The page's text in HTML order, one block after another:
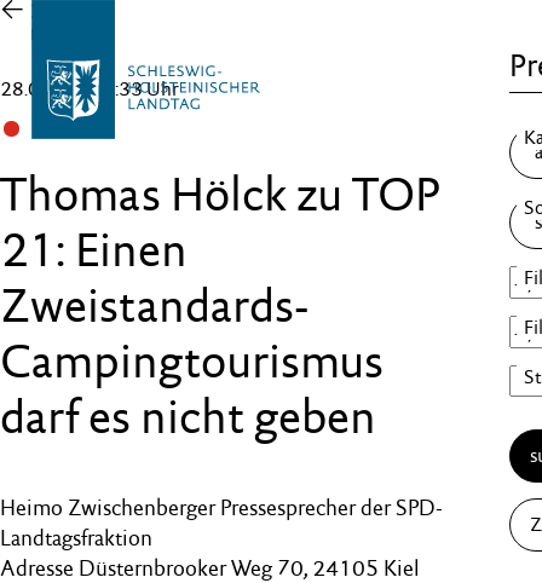
Zur
Übersicht
28.03.25 , 12:33 Uhr
Thomas Hölck zu TOP
21: Einen
Zweistandards-
Campingtourismus
darf es nicht geben
Heimo Zwischenberger Pressesprecher der SPD-
Landtagsfraktion
Adresse Düsternbrooker Weg 70, 24105 Kiel